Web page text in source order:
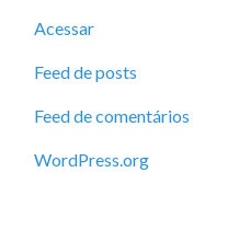
Acessar
Feed de posts
Feed de comentários
WordPress.org